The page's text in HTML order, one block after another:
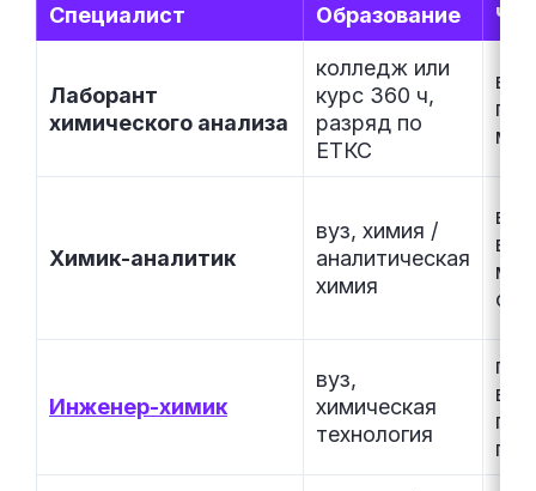
Специалист Образование
Лаборант
химического анализа
колледж или
курс 360 ч,
разряд по
ЕТКС
по
Химик-аналитик
вуз, химия /
аналитическая
химия
Инженер-химик
вуз,
химическая
технология